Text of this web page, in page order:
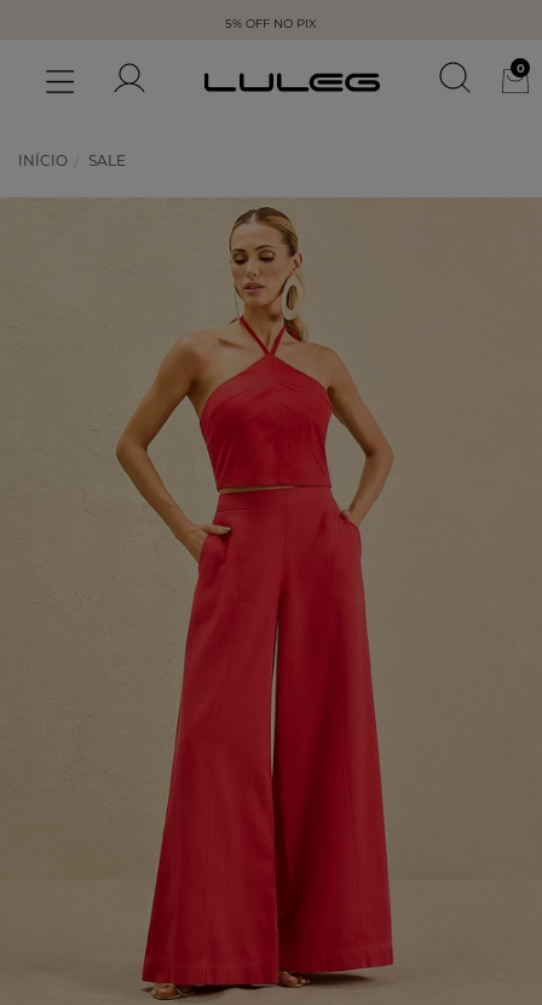
5% OFF NO PIX
0
INÍCIO SALE